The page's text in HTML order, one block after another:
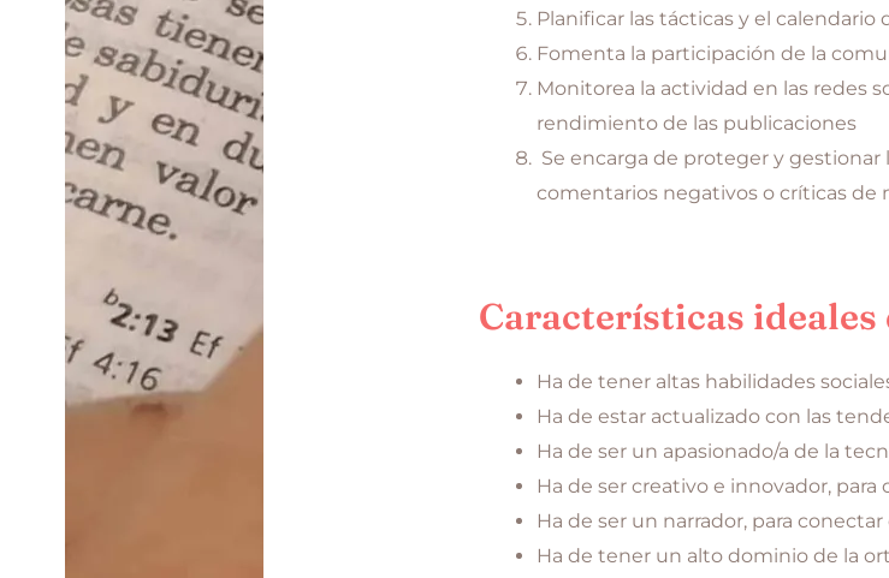
Planificar las tácticas y el calendario
Fomenta la participación de la
Monitorea la actividad en las redes
rendimiento de las publicaciones
Se encarga de proteger y
comentarios negativos o críticas de
Características ideales
Ha de tener altas habilidades
Ha de estar actualizado con las
Ha de ser un apasionado/a de la
Ha de ser creativo e innovador,
Ha de ser un narrador, para
Ha de tener un alto dominio de la